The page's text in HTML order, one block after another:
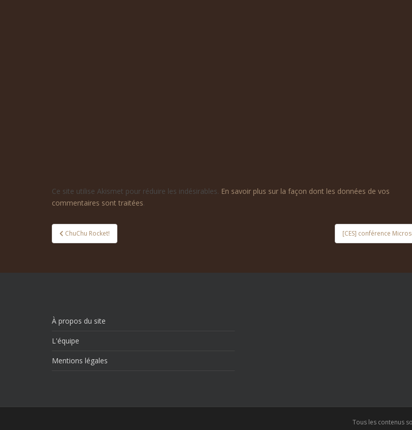
Ce site utilise Akismet pour réduire les indésirables. En savoir plus sur la façon dont les données de vos
commentaires sont traitées.
Navigation
de
ChuChu Rocket! [CES] conférence
À propos du site
L'équipe
Mentions légales
Tous les contenus